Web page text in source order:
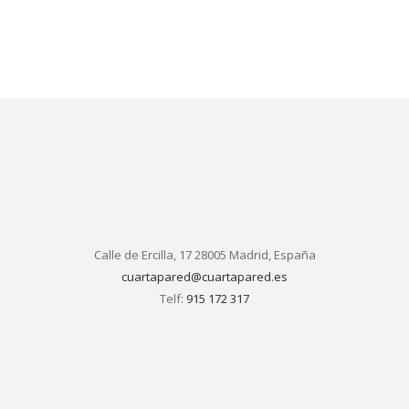
Calle de Ercilla, 17 28005 Madrid, España
cuartapared@cuartapared.es
Telf: 915 172 317